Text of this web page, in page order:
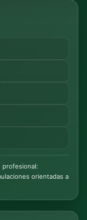
profesional:
orientadas a